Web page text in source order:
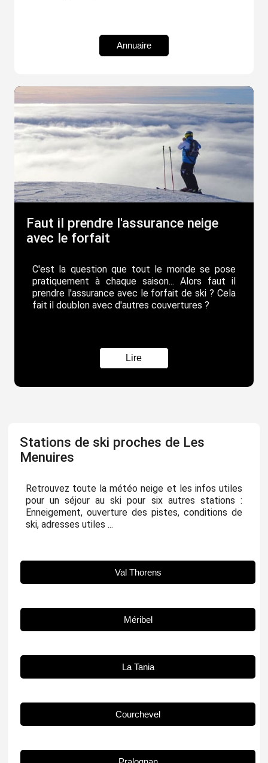
Annuaire
Faut il prendre l'assurance neige
avec le forfait
C'est la question que tout le monde se pose
pratiquement à chaque saison... Alors faut il
prendre l'assurance avec le forfait de ski ? Cela
fait il doublon avec d'autres couvertures ?
Lire
Stations de ski proches de Les
Menuires
Retrouvez toute la météo neige et les infos utiles
pour un séjour au ski pour six autres stations :
Enneigement, ouverture des pistes, conditions de
ski, adresses utiles ...
Val Thorens
Méribel
La Tania
Courchevel